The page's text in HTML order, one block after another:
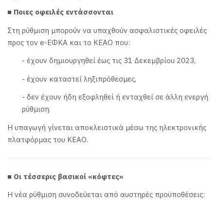
■ Ποιες οφειλές εντάσσονται
Στη ρύθμιση μπορούν να υπαχθούν ασφαλιστικές οφειλές
προς τον e-ΕΦΚΑ και το ΚΕΑΟ που:
- έχουν δημιουργηθεί έως τις 31 Δεκεμβρίου 2023,
- έχουν καταστεί ληξιπρόθεσμες,
- δεν έχουν ήδη εξοφληθεί ή ενταχθεί σε άλλη ενεργή
ρύθμιση.
Η υπαγωγή γίνεται αποκλειστικά μέσω της ηλεκτρονικής
πλατφόρμας του ΚΕΑΟ.
■ Οι τέσσερις βασικοί «κόφτες»
Η νέα ρύθμιση συνοδεύεται από αυστηρές προϋποθέσεις: